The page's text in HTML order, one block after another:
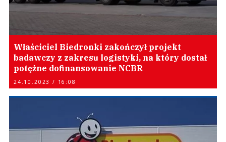
Właściciel Biedronki zakończył projekt
badawczy z zakresu logistyki, na który dostał
potężne dofinansowanie NCBR
24.10.2023 / 16:08